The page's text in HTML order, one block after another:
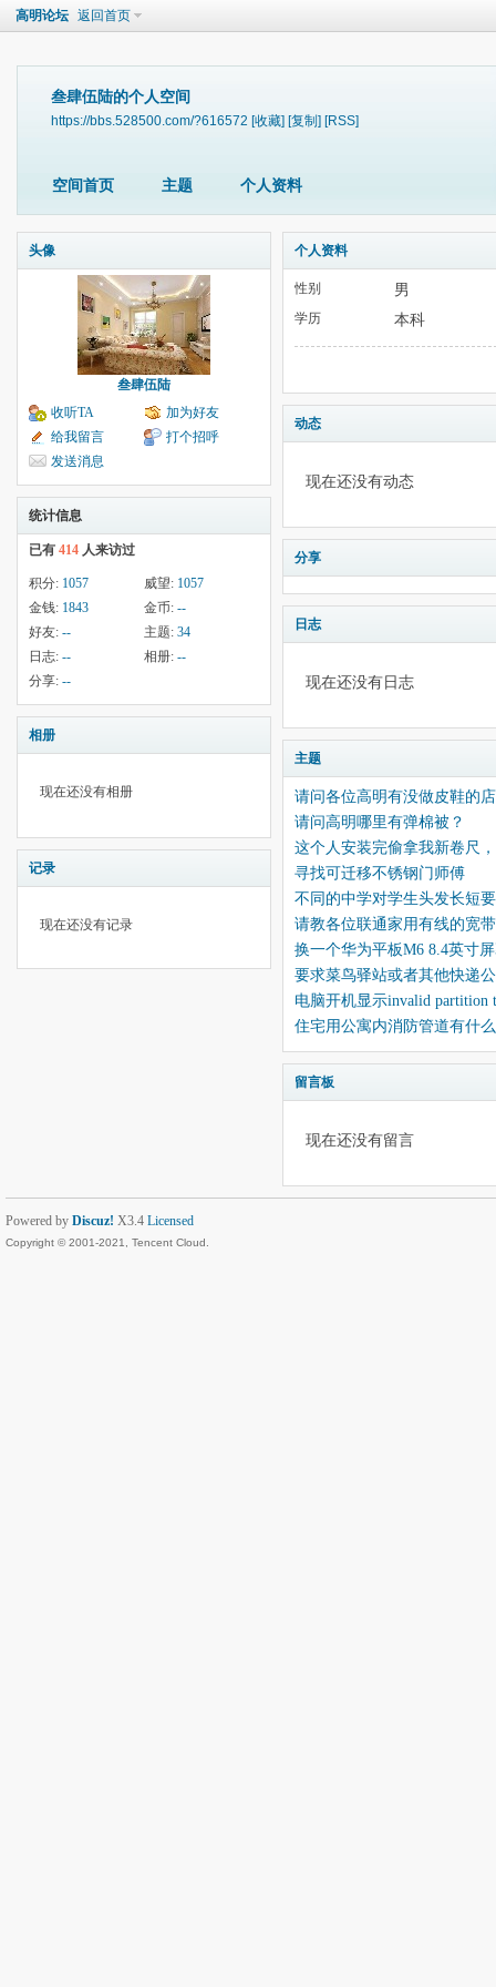
高明论坛 返回首页
叁肆伍陆的个人空间
https://bbs.528500.com/?616572 [收藏] [复制] [RSS]
空间首页 主题 个人资料
头像
叁肆伍陆
收听TA
加为好友
给我留言
打个招呼
发送消息
统计信息
已有 414 人来访过
积分: 1057 威望: 1057
金钱: 1843 金币: --
好友: -- 主题: 34
日志: -- 相册: --
分享: --
相册
现在还没有相册
记录
现在还没有记录
个人资料
性别 男
学历 本科
动态
现在还没有动态
分享
日志
现在还没有日志
主题
请问各位高明有没做皮鞋的
请问高明哪里有弹棉被？
这个人安装完偷拿我新卷尺
寻找可迁移不锈钢门师傅
不同的中学对学生头发长短
请教各位联通家用有线的宽
换一个华为平板M6 8.4英寸
要求菜鸟驿站或者其他快递
电脑开机显示invalid partition
住宅用公寓内消防管道有什
留言板
现在还没有留言
Powered by Discuz! X3.4 Licensed
Copyright © 2001-2021, Tencent Cloud.